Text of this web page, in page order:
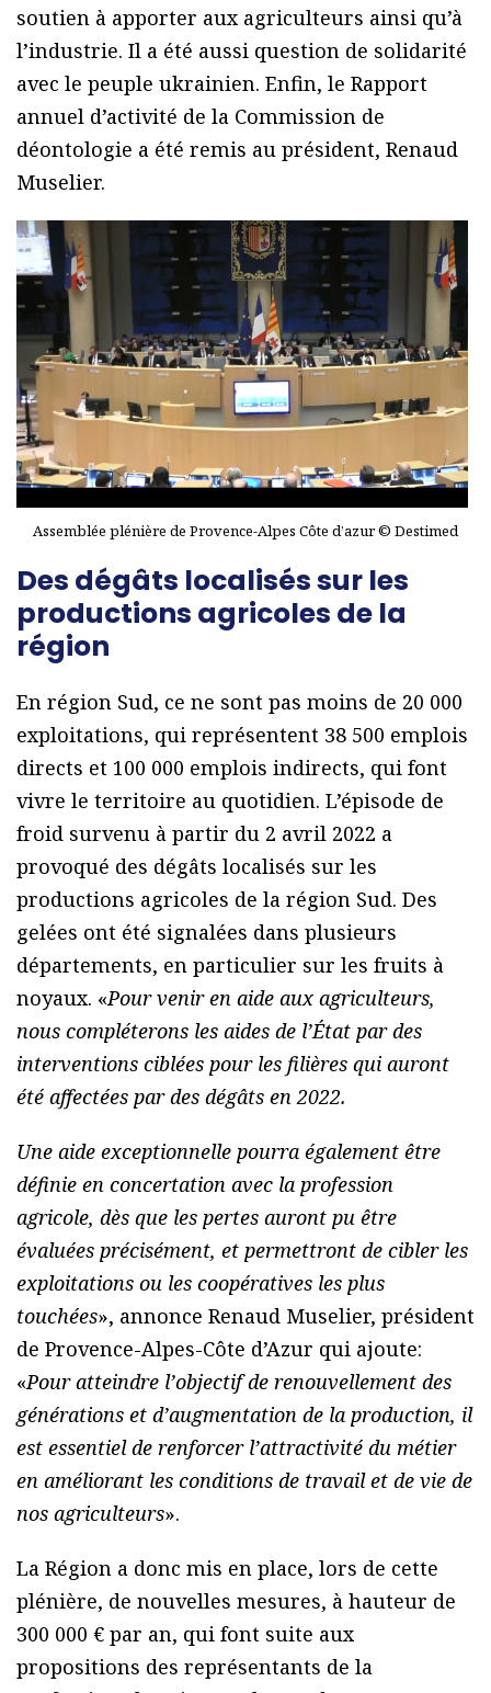
soutien à apporter aux agriculteurs ainsi qu’à
l’industrie. Il a été aussi question de solidarité
avec le peuple ukrainien. Enfin, le Rapport
annuel d’activité de la Commission de
déontologie a été remis au président, Renaud
Muselier.
Assemblée plénière de Provence-Alpes Côte d’azur © Destimed
Des dégâts localisés sur les
productions agricoles de la
région
En région Sud, ce ne sont pas moins de 20 000
exploitations, qui représentent 38 500 emplois
directs et 100 000 emplois indirects, qui font
vivre le territoire au quotidien. L’épisode de
froid survenu à partir du 2 avril 2022 a
provoqué des dégâts localisés sur les
productions agricoles de la région Sud. Des
gelées ont été signalées dans plusieurs
départements, en particulier sur les fruits à
noyaux. «Pour venir en aide aux agriculteurs,
nous compléterons les aides de l’État par des
interventions ciblées pour les filières qui auront
été affectées par des dégâts en 2022.
Une aide exceptionnelle pourra également être
définie en concertation avec la profession
agricole, dès que les pertes auront pu être
évaluées précisément, et permettront de cibler les
exploitations ou les coopératives les plus
touchées», annonce Renaud Muselier, président
de Provence-Alpes-Côte d’Azur qui ajoute:
«Pour atteindre l’objectif de renouvellement des
générations et d’augmentation de la production, il
est essentiel de renforcer l’attractivité du métier
en améliorant les conditions de travail et de vie de
nos agriculteurs».
La Région a donc mis en place, lors de cette
plénière, de nouvelles mesures, à hauteur de
300 000 € par an, qui font suite aux
propositions des représentants de la